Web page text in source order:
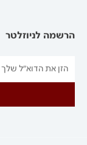
הרשמה לניוזלטר